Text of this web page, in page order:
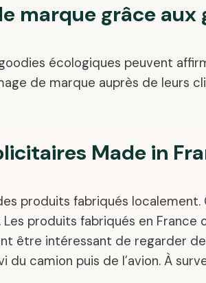
marque grâce aux
écologiques peuvent
de marque auprès de leurs
Made in
produits fabriqués
produits fabriqués en
être intéressant de regarder
camion puis de l’avion. À